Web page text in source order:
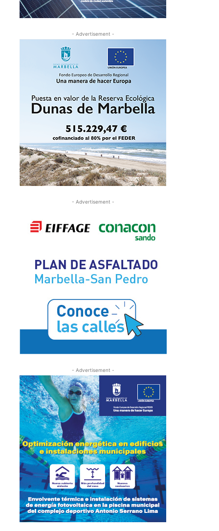
- Advertisement -
- Advertisement -
- Advertisement -